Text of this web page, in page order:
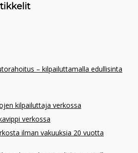
– kilpailuttamalla edullisinta
kilpailuttaja verkossa
verkossa
ilman vakuuksia 20 vuotta